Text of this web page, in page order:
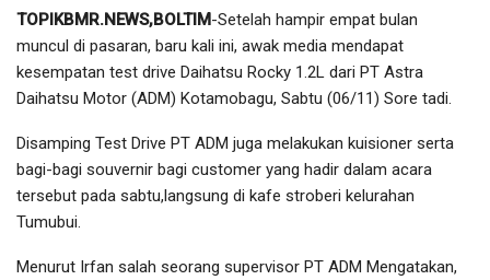
TOPIKBMR.NEWS,BOLTIM-Setelah hampir empat bulan
muncul di pasaran, baru kali ini, awak media mendapat
kesempatan test drive Daihatsu Rocky 1.2L dari PT Astra
Daihatsu Motor (ADM) Kotamobagu, Sabtu (06/11) Sore tadi.
Disamping Test Drive PT ADM juga melakukan kuisioner serta
bagi-bagi souvernir bagi customer yang hadir dalam acara
tersebut pada sabtu,langsung di kafe stroberi kelurahan
Tumubui.
Menurut Irfan salah seorang supervisor PT ADM Mengatakan,